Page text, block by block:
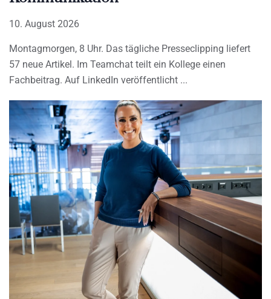
10. August 2026
Montagmorgen, 8 Uhr. Das tägliche Presseclipping liefert
57 neue Artikel. Im Teamchat teilt ein Kollege einen
Fachbeitrag. Auf LinkedIn veröffentlicht